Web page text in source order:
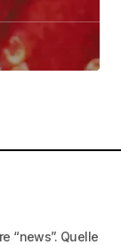
“news”. Quelle